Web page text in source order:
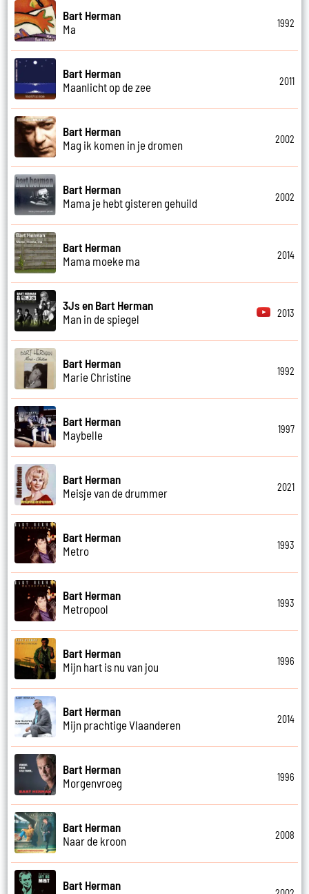
Bart Herman
Ma
1992
Bart Herman
Maanlicht op de zee
2011
Bart Herman
Mag ik komen in je dromen
2002
Bart Herman
Mama je hebt gisteren gehuild
2002
Bart Herman
Mama moeke ma
2014
3Js en Bart Herman
Man in de spiegel
2013
Bart Herman
Marie Christine
1992
Bart Herman
Maybelle
1997
Bart Herman
Meisje van de drummer
2021
Bart Herman
Metro
1993
Bart Herman
Metropool
1993
Bart Herman
Mijn hart is nu van jou
1996
Bart Herman
Mijn prachtige Vlaanderen
2014
Bart Herman
Morgenvroeg
1996
Bart Herman
Naar de kroon
2008
Bart Herman